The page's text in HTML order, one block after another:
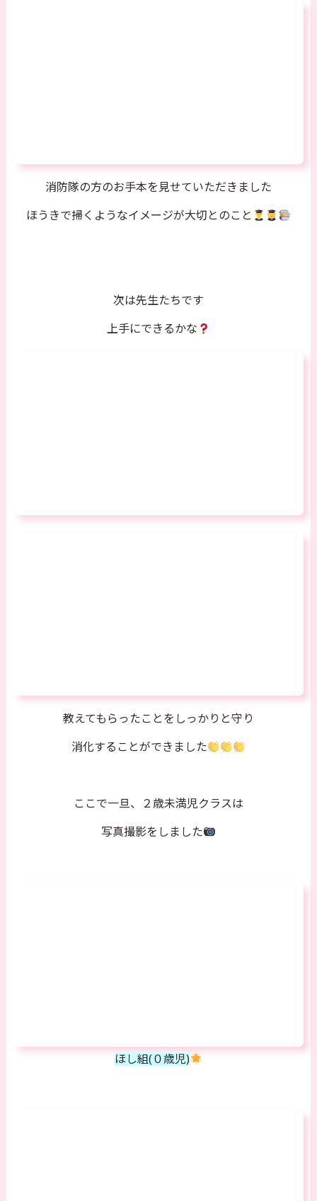
消防隊の方のお手本を見せていただきました
ほうきで掃くようなイメージが大切とのこと
次は先生たちです
上手にできるかな
教えてもらったことをしっかりと守り
消化することができました
ここで一旦、２歳未満児クラスは
写真撮影をしました
ほし組(０歳児)